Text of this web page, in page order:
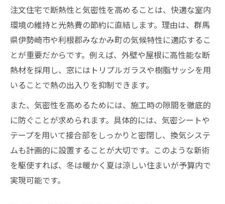
注文住宅で断熱性と気密性を高めることは、快適な室内
環境の維持と光熱費の節約に直結します。理由は、群馬
県伊勢崎市や利根郡みなかみ町の気候特性に適応するこ
とが重要だからです。例えば、外壁や屋根に高性能な断
熱材を採用し、窓にはトリプルガラスや樹脂サッシを用
いることで熱の出入りを抑制できます。
また、気密性を高めるためには、施工時の隙間を徹底的
に防ぐことが求められます。具体的には、気密シートや
テープを用いて接合部をしっかりと密閉し、換気システ
ムも計画的に設置することが大切です。このような新術
を駆使すれば、冬は暖かく夏は涼しい住まいが予算内で
実現可能です。